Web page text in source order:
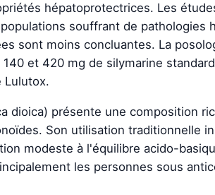
hépatoprotectrices. Les
souffrant de pathologies
sont moins concluantes. La
et 420 mg de silymarine
Lulutox.
dioica) présente une composition
Son utilisation traditionnelle
modeste à l'équilibre acido-
les personnes sous